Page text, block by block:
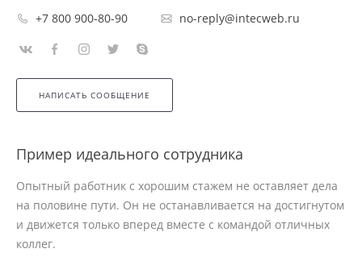
+7 800 900-80-90 no-reply@intecweb.ru
НАПИСАТЬ СООБЩЕНИЕ
Пример идеального сотрудника
Опытный работник с хорошим стажем не оставляет дела
на половине пути. Он не останавливается на достигнутом
и движется только вперед вместе с командой отличных
коллег.